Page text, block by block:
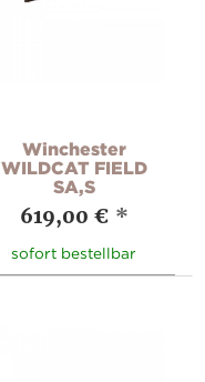
Winchester
WILDCAT FIELD
SA,S
619,00 € *
sofort bestellbar